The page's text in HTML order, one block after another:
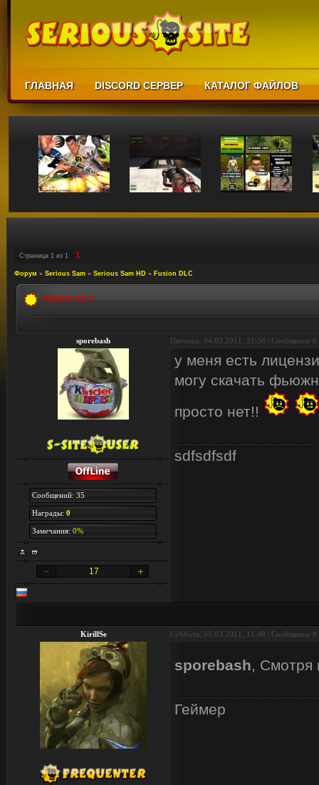
ГЛАВНАЯ DISCORD СЕРВЕР КАТАЛОГ ФАЙЛОВ
Страница 1 из 1 1
Форум » Serious Sam » Serious Sam HD » Fusion DLC
FUSION DLC
sporebash Пятница, 04.03.2011, 21:56 | Сообщение #
Сообщений: 35
Награды: 0
Замечания: 0%
17
у меня есть
могу скачать
просто нет!!
sdfsdfsdf
KirillSe Суббота, 05.03.2011, 11:48 | Сообщение #
sporebash, Смотря
Геймер